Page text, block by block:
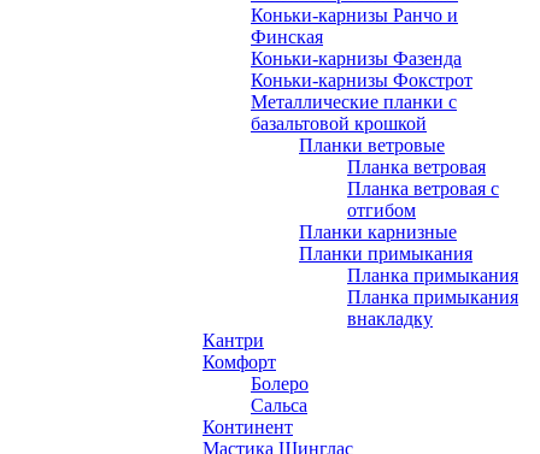
Коньки-карнизы Ранчо и
Финская
Коньки-карнизы Фазенда
Коньки-карнизы Фокстрот
Металлические планки с
базальтовой крошкой
Планки ветровые
Планка ветровая
Планка ветровая с
отгибом
Планки карнизные
Планки примыкания
Планка примыкания
Планка примыкания
внакладку
Кантри
Комфорт
Болеро
Сальса
Континент
Мастика Шинглас